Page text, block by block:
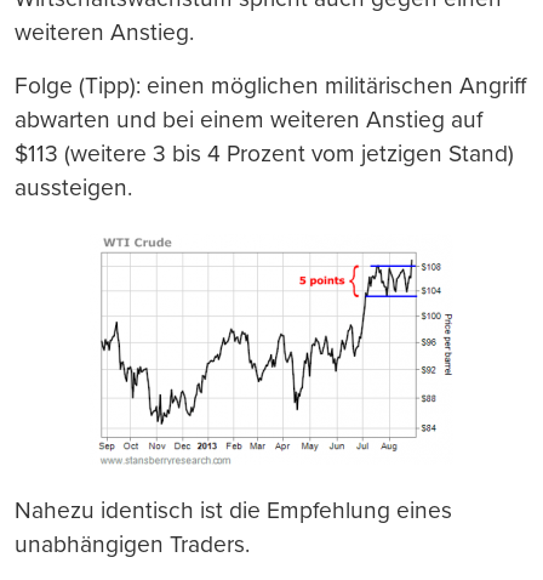
weiteren Anstieg.
Folge (Tipp): einen möglichen militärischen Angriff
abwarten und bei einem weiteren Anstieg auf
$113 (weitere 3 bis 4 Prozent vom jetzigen Stand)
aussteigen.
Nahezu identisch ist die Empfehlung eines
unabhängigen Traders.